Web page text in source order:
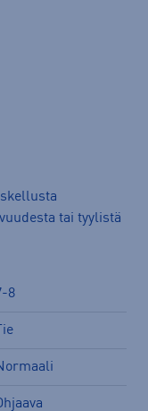
tai tyylistä
8
Tie